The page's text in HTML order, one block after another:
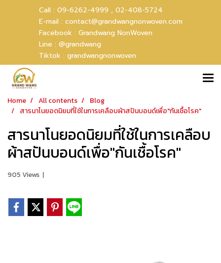
Call : 09-6262-4999 , 02-408-5724
E-mail : contact@grandwangnonwoven.com
Facebook : Grandwang NonWoven
Line : @grandwang
Tiktok : grandwangnonwoven
Home All contents
Blog
สารนาโนยอดนิยมที่ใช้ในการเคลือบผ้าสปันบอนด์เพื่อ"กันเชื้อโรค"
สารนาโนยอดนิยมที่ใช้ในการเคลือบ
ผ้าสปันบอนด์เพื่อ"กันเชื้อโรค"
905 Views |